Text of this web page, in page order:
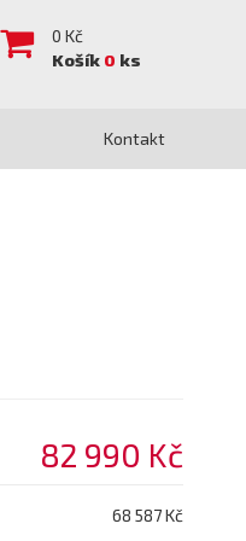
0 Kč
Košík 0 ks
Kontakt
82 990 Kč
68 587 Kč